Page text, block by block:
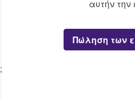
αυτήν
Πώληση των
;